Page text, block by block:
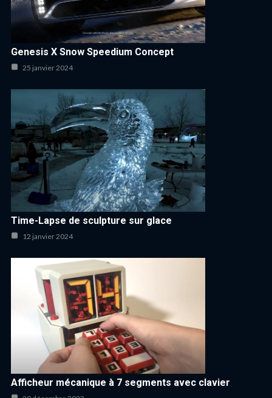
Genesis X Snow Speedium Concept
25 janvier 2024
Time-Lapse de sculpture sur glace
12 janvier 2024
Afficheur mécanique à 7 segments avec clavier